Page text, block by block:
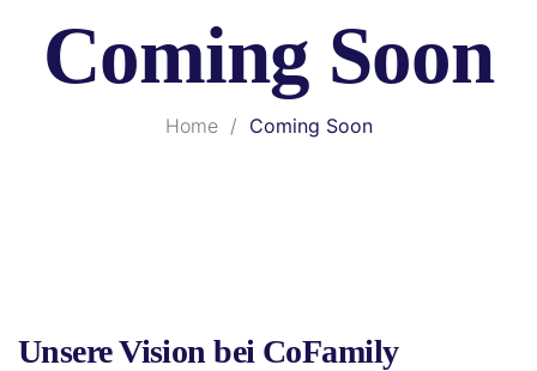
Coming Soon
Home / Coming Soon
Unsere Vision bei CoFamily